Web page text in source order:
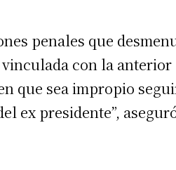
penales que
con la anterior
que sea impropio
ex presidente”,